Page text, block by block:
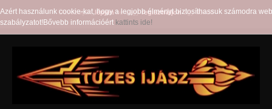
Üdvözöljük,lépjenbe vagy regisztráljonegy fiókot!
Azért használunk cookie-kat, hogy a legjobb élményt biztosíthassuk számodra
szabályzatot!Bővebb információért kattints ide!